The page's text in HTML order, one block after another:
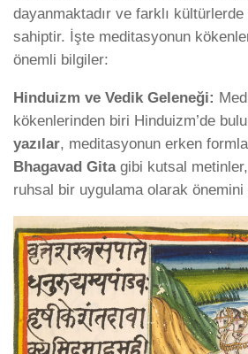
dayanmaktadır ve farklı
sahiptir. İşte meditasyonun
önemli bilgiler:
Hinduizm ve Vedik Geleneği:
kökenlerinden biri Hinduizm’de
yazılar, meditasyonun erken
Bhagavad Gitagibi kutsal
ruhsal bir uygulama olarak önemini